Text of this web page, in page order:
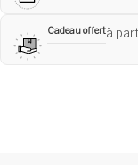
Cadeau offertà